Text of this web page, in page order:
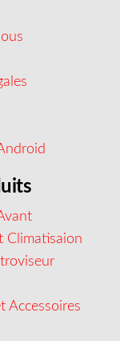
Climatisaion
Accessoires